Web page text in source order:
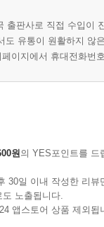
출판사로 직접 수입이
유통이 원활하지 않
이지에서 휴대전화번
원의 YES포인트를 드
30일 이내 작성한 리뷰
노출됩니다.
앱스토어 상품 제외됩